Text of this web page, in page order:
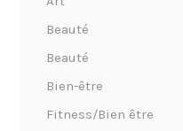
Beauté
Beauté
Bien-être
Fitness/Bien être